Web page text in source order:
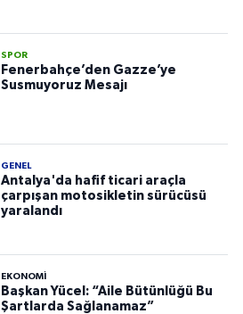
SPOR
Fenerbahçe’den Gazze’ye
Susmuyoruz Mesajı
GENEL
Antalya'da hafif ticari araçla
çarpışan motosikletin sürücüsü
yaralandı
EKONOMI
Başkan Yücel: “Aile Bütünlüğü Bu
Şartlarda Sağlanamaz”